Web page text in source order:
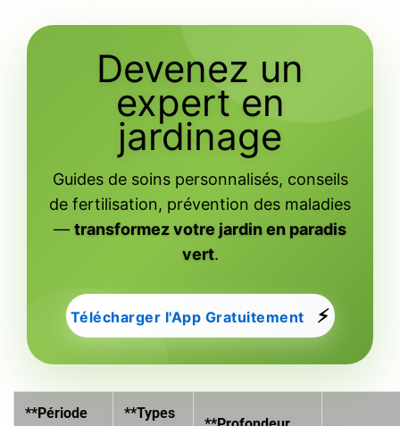
Devenez un
expert en
jardinage
Guides de soins personnalisés, conseils
de fertilisation, prévention des maladies
— transformez votre jardin en paradis
vert.
Télécharger l'App Gratuitement ⚡
**Période **Types